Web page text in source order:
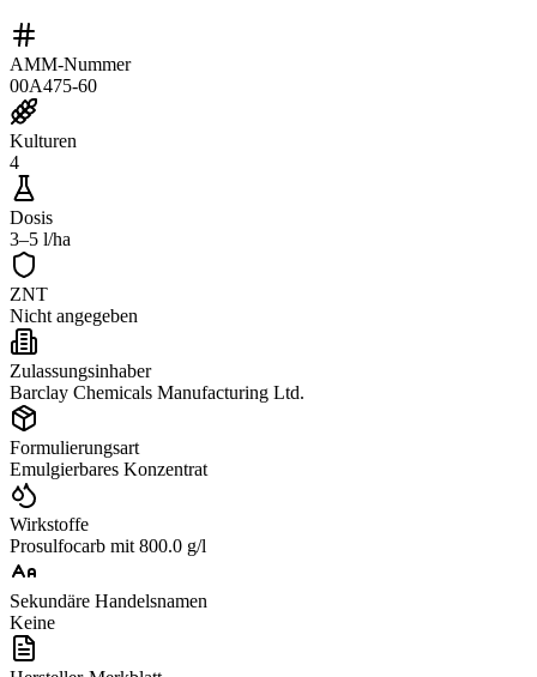
AMM-Nummer
00A475-60
Kulturen
4
Dosis
3–5 l/ha
ZNT
Nicht angegeben
Zulassungsinhaber
Barclay Chemicals Manufacturing Ltd.
Formulierungsart
Emulgierbares Konzentrat
Wirkstoffe
Prosulfocarb mit 800.0 g/l
Sekundäre Handelsnamen
Keine